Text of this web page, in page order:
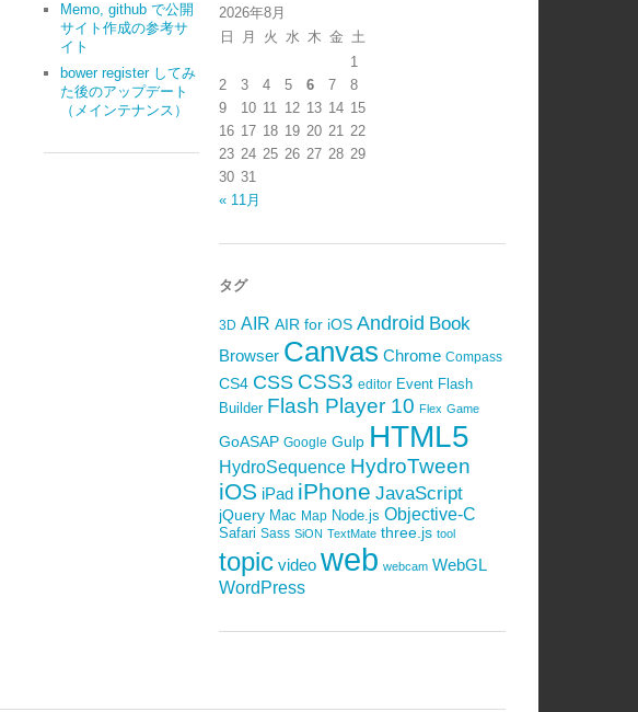
Memo, github で公開
サイト作成の参考サ
イト
bower register してみ
た後のアップデート
（メインテナンス）
2026年8月
日
月 火 水 木 金 土
1
2
3 4 5 6 7
8
9
10 11 12 13 14 15
16 17 18 19 20 21 22
23 24 25 26 27 28 29
30 31
« 11月
タグ
3D AIR AIR for iOS Android Book
Browser Canvas Chrome Compass
CS4 CSS CSS3 editor Event Flash
Builder Flash Player 10 Flex Game
GoASAP Google Gulp HTML5
HydroSequence HydroTween
iOS iPad iPhone JavaScript
jQuery Mac Map Node.js Objective-C
Safari Sass SiON TextMate three.js tool
topic video web webcam WebGL
WordPress